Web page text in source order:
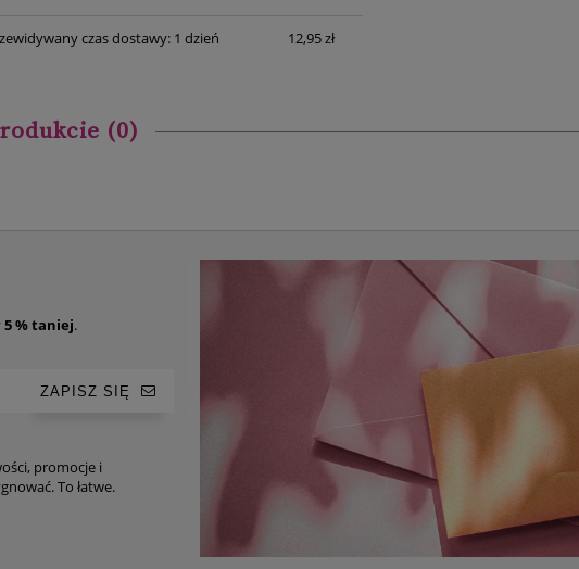
czas dostawy: 1 dzień
12,95 zł
(0)
5 % taniej.
ZAPISZ SIĘ
promocje i
chwili możesz z niego zrezygnować. To łatwe.